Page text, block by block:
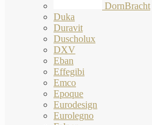
DornBracht
Duka
Duravit
Duscholux
DXV
Eban
Effegibi
Emco
Epoque
Eurodesign
Eurolegno